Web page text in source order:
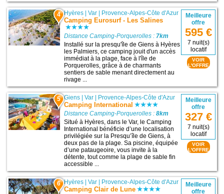
4 Hyères |Var Provence-Alpes-Côte d'Azur
Camping Eurosurf - Les Salines
Distance Camping-Porquerolles : 7km
Installé sur la presqu'île de Giens à Hyères
les Palmiers, ce camping jouit d'un accès
immédiat à la plage, face à l'île de
Porquerolles, grâce à de charmants
sentiers de sable menant directement au
rivage ...
Meilleure
offre
595 €
7 nuit(s)
locatif
VOIR
L'OFFRE
5 Giens |Var Provence-Alpes-Côte d'Azur
Camping International
Distance Camping-Porquerolles :8km
Situé à Hyères, dans le Var, le Camping
International bénéficie d’une localisation
privilégiée sur la Presqu’île de Giens, à
deux pas de la plage. Sa piscine, équipée
d’une pataugeoire, vous invite à la
détente, tout comme la plage de sable fin
accessible ...
Meilleure
offre
327 €
7 nuit(s)
locatif
VOIR
L'OFFRE
6 Hyères |Var Provence-Alpes-Côte d'Azur
Camping Clair de Lune
Meilleure
offre